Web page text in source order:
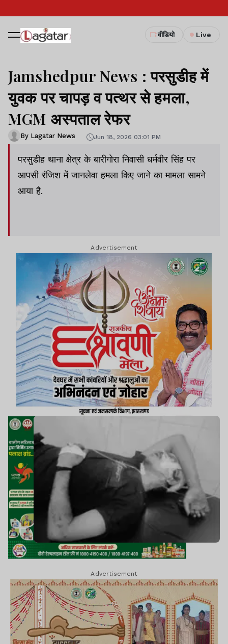
वीडियो Live
Jamshedpur News : परसुडीह में
युवक पर चापड़ व पत्थर से हमला,
MGM अस्पताल रेफर
By Lagatar News Jun 18, 2026 03:01 PM
परसुडीह थाना क्षेत्र के बारीगोरा निवासी धर्मवीर सिंह पर
आपसी रंजिश में जानलेवा हमला किए जाने का मामला सामने
आया है.
Advertisement
Advertisement